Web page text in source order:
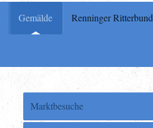
Gemälde Renninger Ritterbund
Marktbesuche